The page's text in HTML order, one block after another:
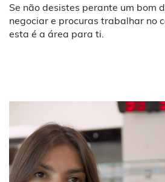
Se não desistes perante um bom
negociar e procuras trabalhar no
esta é a área para ti.